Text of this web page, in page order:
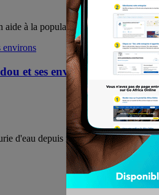
à la population de Klikamé à
et ses environs
d'eau depuis mardi. C'est avec